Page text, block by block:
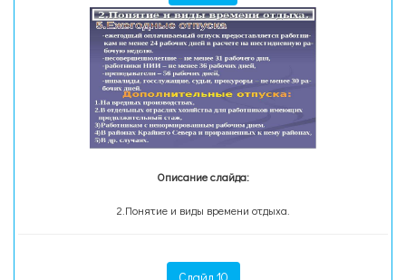
Описание слайда:
2.Понятие и виды времени отдыха.